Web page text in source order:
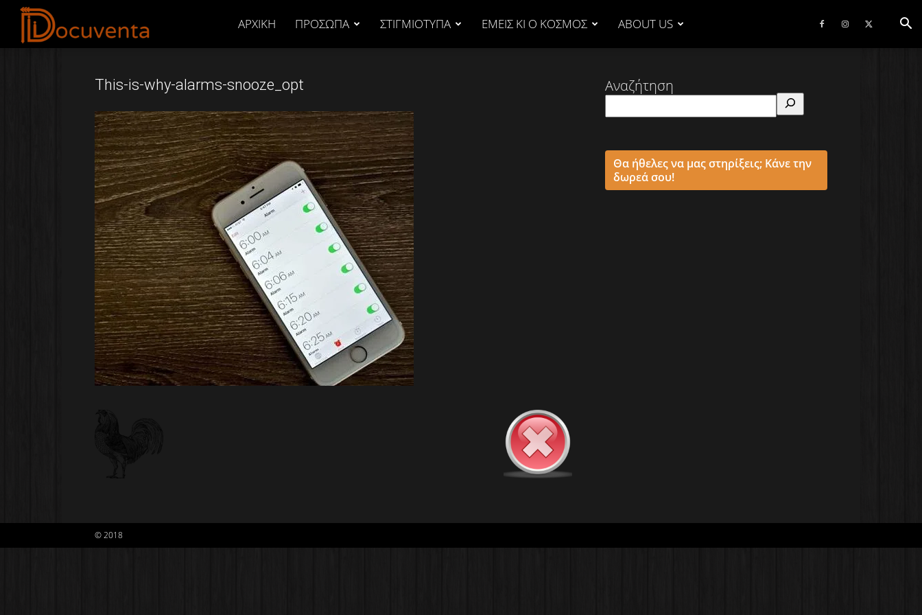
ΑΡΧΙΚΉ ΠΡΟΣΩΠΑ ΣΤΙΓΜΙΟΤΥΠΑ ΕΜΕΙΣ ΚΙ Ο ΚΟΣΜΟΣ ABOUT US
This-is-why-alarms-snooze_opt Αναζήτηση
Θα ήθελες να μας στηρίξεις; Κάνε την
δωρεά σου!
© 2018